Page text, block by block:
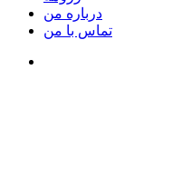
درباره من
تماس با من